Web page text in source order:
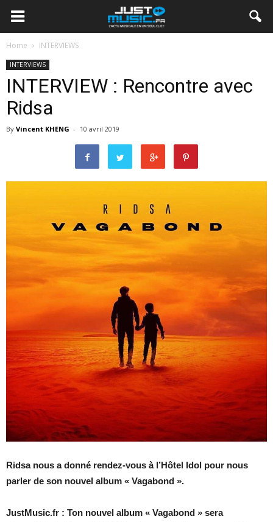
Home INTERVIEWS
INTERVIEWS
INTERVIEW : Rencontre avec
Ridsa
By Vincent KHENG - 10 avril 2019
Ridsa nous a donné rendez-vous à l’Hôtel Idol pour nous
parler de son nouvel album « Vagabond ».
JustMusic.fr : Ton nouvel album « Vagabond » sera